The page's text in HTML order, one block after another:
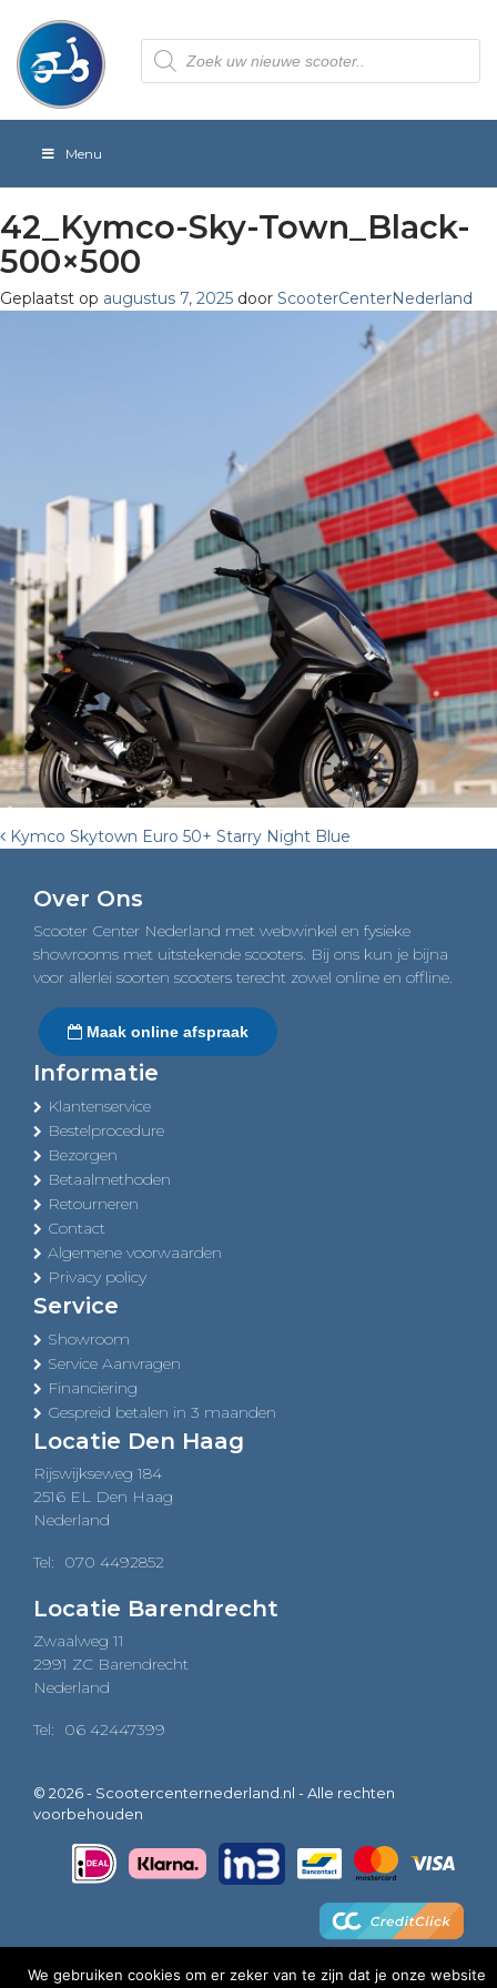
Producten
zoeken
Menu
42_Kymco-Sky-Town_Black-
500×500
Geplaatst op augustus 7, 2025 door ScooterCenterNederland
Post
navigation
Kymco Skytown Euro 50+ Starry Night Blue
Over Ons
Scooter Center Nederland met webwinkel en fysieke
showrooms met uitstekende scooters. Bij ons kun je bijna
voor allerlei soorten scooters terecht zowel online en offline.
Maak online afspraak
Informatie
Klantenservice
Bestelprocedure
Bezorgen
Betaalmethoden
Retourneren
Contact
Algemene voorwaarden
Privacy policy
Service
Showroom
Service Aanvragen
Financiering
Gespreid betalen in 3 maanden
Locatie Den Haag
Rijswijkseweg 184
2516 EL Den Haag
Nederland
Tel: 070 4492852
Locatie Barendrecht
Zwaalweg 11
2991 ZC Barendrecht
Nederland
Tel: 06 42447399
© 2026 - Scootercenternederland.nl - Alle rechten
voorbehouden
We gebruiken cookies om er zeker van te zijn dat je onze website